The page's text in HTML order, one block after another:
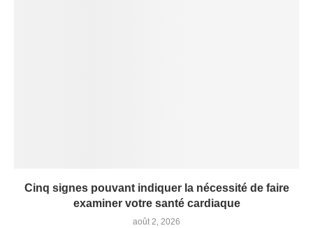
Cinq signes pouvant indiquer la nécessité de faire
examiner votre santé cardiaque
août 2, 2026